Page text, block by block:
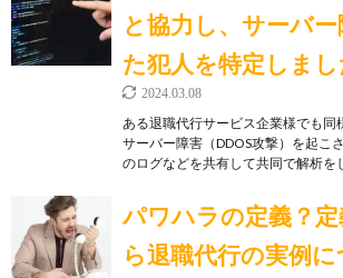
と協力し、サーバ
た犯人を特定しまし
2024.03.08
ある退職代行サービス企業様でも同
サーバー障害（DDOS攻撃）を起こ
のログなどを共有して共同で解析を
パワハラの定義？
ら退職代行の実例